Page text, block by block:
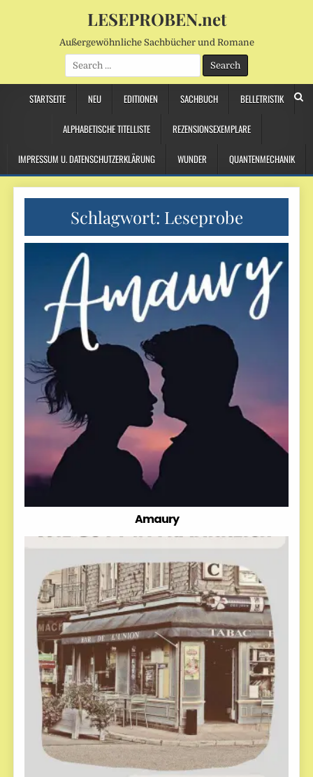
LESEPROBEN.net
Außergewöhnliche Sachbücher und Romane
Search
for:
STARTSEITE NEU EDITIONEN SACHBUCH BELLETRISTIK
ALPHABETISCHE TITELLISTE REZENSIONSEXEMPLARE
IMPRESSUM U. DATENSCHUTZERKLÄRUNG WUNDER QUANTENMECHANIK
Schlagwort: Leseprobe
Amaury